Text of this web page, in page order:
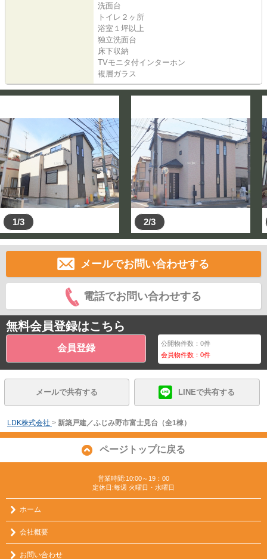
洗面台
トイレ２ヶ所
浴室１坪以上
独立洗面台
床下収納
TVモニタ付インターホン
複層ガラス
1/3 2/3
メールでお問い合わせする
電話でお問い合わせする
無料会員登録はこちら
会員登録 公開物件数：0件
会員物件数：0件
メールで共有する LINEで共有する
LDK株式会社 > 新築戸建／ふじみ野市富士見台（全1棟）
ページトップに戻る
営業時間:10:00～19：00
定休日:毎週 火曜日・水曜日
ホーム
会社概要
お問い合わせ